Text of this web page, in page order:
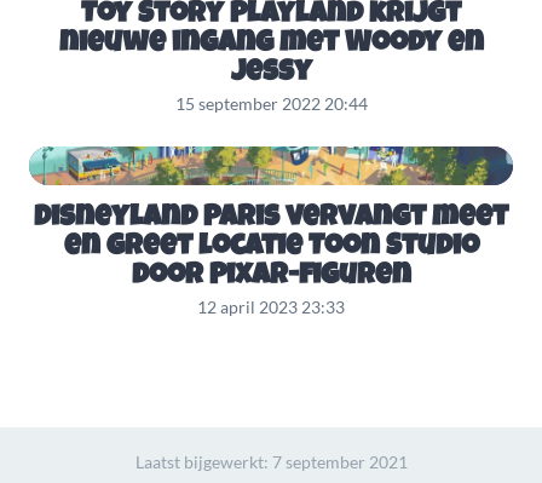
Toy Story Playland krijgt
nieuwe ingang met Woody en
Jessy
15 september 2022 20:44
Disneyland Paris vervangt meet
en greet locatie Toon Studio
door Pixar-figuren
12 april 2023 23:33
Laatst bijgewerkt: 7 september 2021